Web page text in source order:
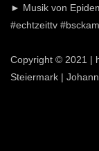
► Musik von
#echtzeittv
Copyright © 2021 |
Steiermark |